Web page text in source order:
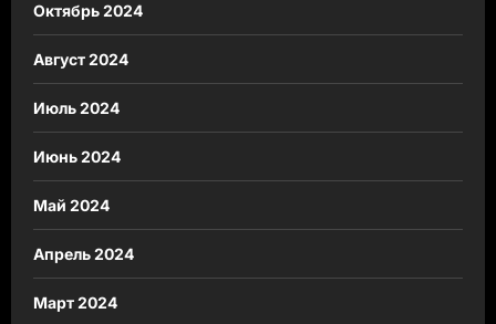
Октябрь 2024
Август 2024
Июль 2024
Июнь 2024
Май 2024
Апрель 2024
Март 2024